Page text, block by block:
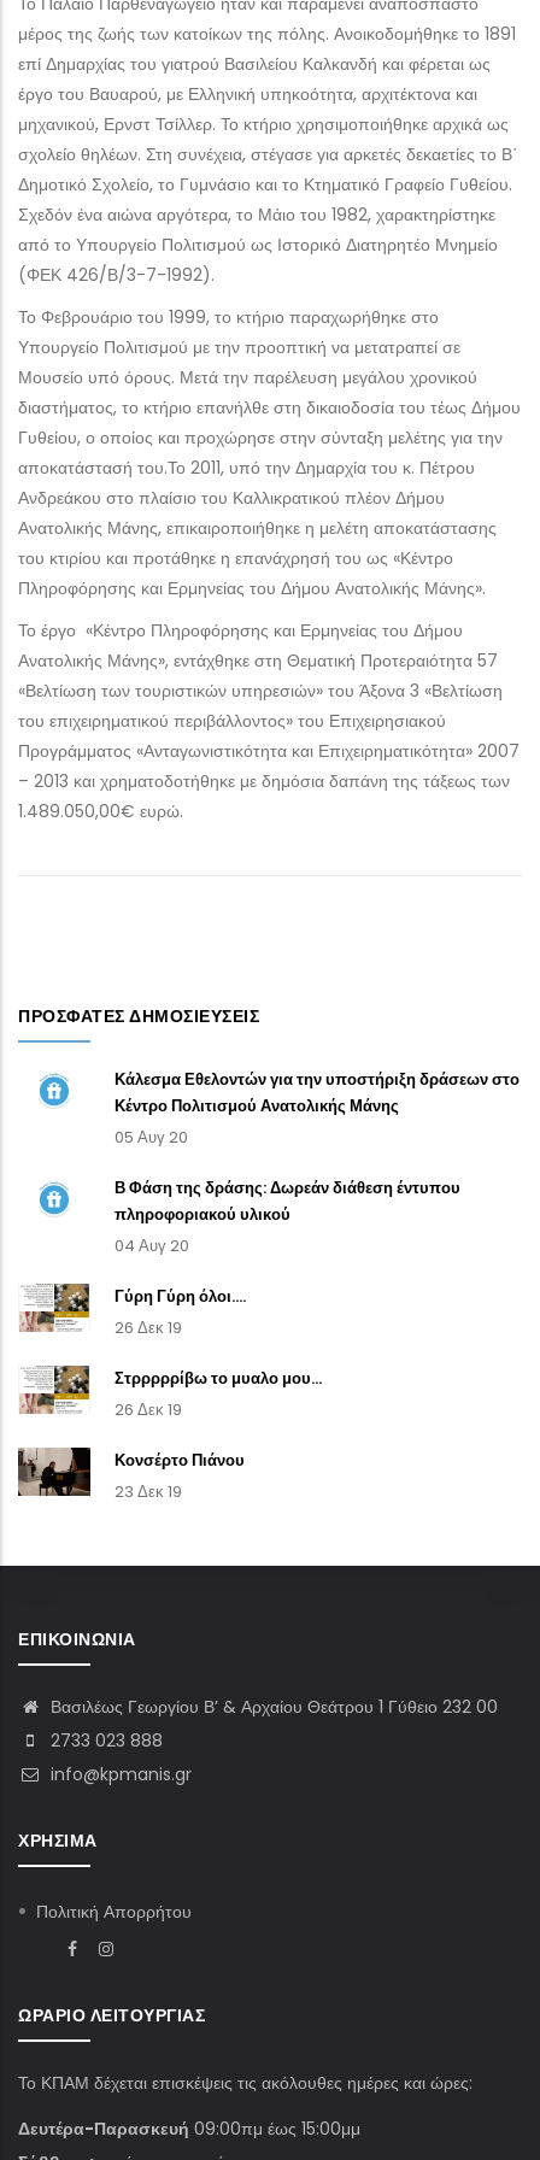
μέρος της ζωής των κατοίκων της πόλης. Ανοικοδομήθηκε το 1891
επί Δημαρχίας του γιατρού Βασιλείου Καλκανδή και φέρεται ως
έργο του Βαυαρού, με Ελληνική υπηκοότητα, αρχιτέκτονα και
μηχανικού, Ερνστ Τσίλλερ. Το κτήριο χρησιμοποιήθηκε αρχικά ως
σχολείο θηλέων. Στη συνέχεια, στέγασε για αρκετές δεκαετίες το Β΄
Δημοτικό Σχολείο, το Γυμνάσιο και το Κτηματικό Γραφείο Γυθείου.
Σχεδόν ένα αιώνα αργότερα, το Μάιο του 1982, χαρακτηρίστηκε
από το Υπουργείο Πολιτισμού ως Ιστορικό Διατηρητέο Μνημείο
(ΦΕΚ 426/Β/3-7-1992).
Το Φεβρουάριο του 1999, το κτήριο παραχωρήθηκε στο
Υπουργείο Πολιτισμού με την προοπτική να μετατραπεί σε
Μουσείο υπό όρους. Μετά την παρέλευση μεγάλου χρονικού
διαστήματος, το κτήριο επανήλθε στη δικαιοδοσία του τέως Δήμου
Γυθείου, ο οποίος και προχώρησε στην σύνταξη μελέτης για την
αποκατάστασή του.Το 2011, υπό την Δημαρχία του κ. Πέτρου
Ανδρεάκου στο πλαίσιο του Καλλικρατικού πλέον Δήμου
Ανατολικής Μάνης, επικαιροποιήθηκε η μελέτη αποκατάστασης
του κτιρίου και προτάθηκε η επανάχρησή του ως «Κέντρο
Πληροφόρησης και Ερμηνείας του Δήμου Ανατολικής Μάνης».
Το έργο «Κέντρο Πληροφόρησης και Ερμηνείας του Δήμου
Ανατολικής Μάνης», εντάχθηκε στη Θεματική Προτεραιότητα 57
«Βελτίωση των τουριστικών υπηρεσιών» του Άξονα 3 «Βελτίωση
του επιχειρηματικού περιβάλλοντος» του Επιχειρησιακού
Προγράμματος «Ανταγωνιστικότητα και Επιχειρηματικότητα» 2007
– 2013 και χρηματοδοτήθηκε με δημόσια δαπάνη της τάξεως των
1.489.050,00€ ευρώ.
ΠΡΌΣΦΑΤΕΣ ΔΗΜΟΣΙΕΎΣΕΙΣ
Κάλεσμα Εθελοντών για την υποστήριξη δράσεων στο
Κέντρο Πολιτισμού Ανατολικής Μάνης
05 Αυγ 20
Β Φάση της δράσης: Δωρεάν διάθεση έντυπου
πληροφοριακού υλικού
04 Αυγ 20
Γύρη Γύρη όλοι....
26 Δεκ 19
Στρρρρρίβω το μυαλο μου...
26 Δεκ 19
Κονσέρτο Πιάνου
23 Δεκ 19
ΕΠΙΚΟΙΝΩΝΊΑ
Βασιλέως Γεωργίου Β’ & Αρχαίου Θεάτρου 1 Γύθειο 232 00
2733 023 888
info@kpmanis.gr
ΧΡΉΣΙΜΑ
Πολιτική Απορρήτου
ΩΡΆΡΙΟ ΛΕΙΤΟΥΡΓΊΑΣ
Το ΚΠΑΜ δέχεται επισκέψεις τις ακόλουθες ημέρες και ώρες:
Δευτέρα-Παρασκευή 09:00πμ έως 15:00μμ